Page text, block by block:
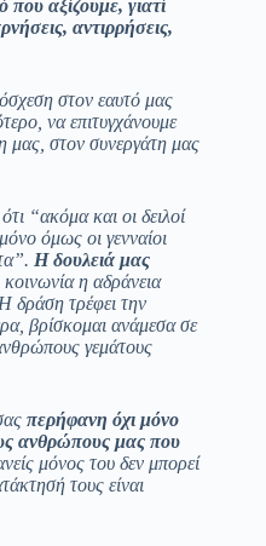
που αξίζουμε, γιατί
αντιρρήσεις,
στον εαυτό μας
να επιτυγχάνουμε
μας, στον συνεργάτη μας
“ακόμα και οι δειλοί
όμως οι γενναίοι
Η δουλειά μας
η αδράνεια
δράση τρέφει την
βρίσκομαι ανάμεσα σε
γεμάτους
περήφανη όχι μόνο
ανθρώπους μας που
μόνος του δεν μπορεί
τους είναι